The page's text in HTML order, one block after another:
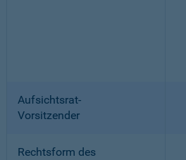
Aufsichtsrat-
Vorsitzender
Rechtsform des